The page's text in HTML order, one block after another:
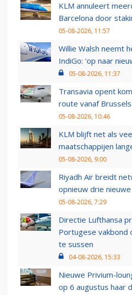
KLM annuleert
Barcelona door
05-08-2026, 11:57
Willie Walsh neemt
IndiGo: 'op naar
05-08-2026, 11:37
Transavia opent
route vanaf
05-08-2026, 10:46
KLM blijft net als
maatschappijen
05-08-2026, 9:00
Riyadh Air breidt
opnieuw drie
05-08-2026, 7:29
Directie Lufthansa
Portugese vakbond
te sussen
04-08-2026, 15:33
Nieuwe Privium-
op 6 augustus haar